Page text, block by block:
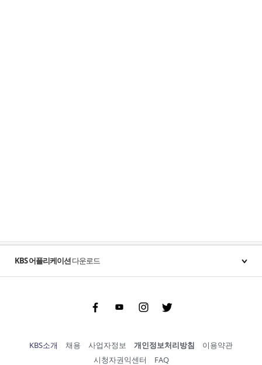
KBS 어플리케이션다운로드
FacebookYoutubeInstgram Twitter
KBS소개 채용 사업자정보 개인정보처리방침
이용약관
시청자권익센터
FAQ